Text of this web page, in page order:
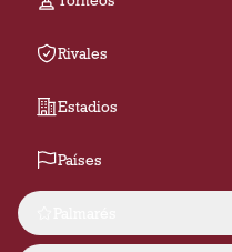
Rivales
Estadios
Países